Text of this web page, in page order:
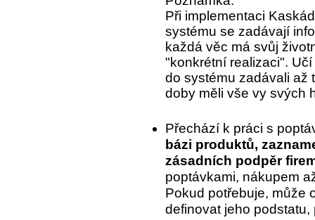
Při implementaci
systému se zadávají
každá věc má svůj
"konkrétní realizaci".
do systému zadávali až
doby měli vše vy svých
Přechází k práci s
bázi produktů,
zásadních podpěr
poptávkami, nákupem
Pokud potřebuje, může
definovat jeho